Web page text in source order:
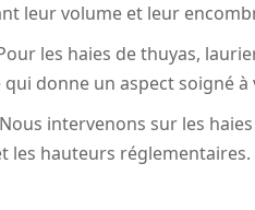
leur volume et leur
les haies de thuyas,
donne un aspect soigné
Nous intervenons sur les
les hauteurs réglementaires.